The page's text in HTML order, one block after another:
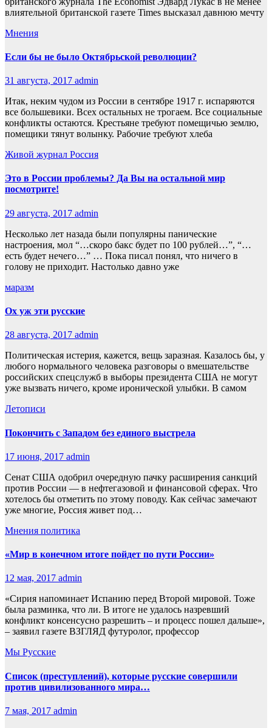
влиятельной британской газете Times высказал давнюю мечту
Мнения
Если бы не было Октябрьской революции?
31 августа, 2017 admin
Итак, неким чудом из России в сентябре 1917 г. испаряются
все большевики. Всех остальных не трогаем. Все социальные
конфликты остаются. Крестьяне требуют помещичью землю,
помещики тянут волынку. Рабочие требуют хлеба
Живой журнал Россия
Это в России проблемы? Да Вы на остальной мир
посмотрите!
29 августа, 2017 admin
Несколько лет назада были популярны панические
настроения, мол “…скоро бакс будет по 100 рублей…”, “…
есть будет нечего…” … Пока писал понял, что ничего в
голову не приходит. Настолько давно уже
маразм
Ох уж эти русские
28 августа, 2017 admin
Политическая истерия, кажется, вещь заразная. Казалось бы, у
любого нормального человека разговоры о вмешательстве
российских спецслужб в выборы президента США не могут
уже вызвать ничего, кроме иронической улыбки. В самом
Летописи
Покончить с Западом без единого выстрела
17 июня, 2017 admin
Сенат США одобрил очередную пачку расширения санкций
против России — в нефтегазовой и финансовой сферах. Что
хотелось бы отметить по этому поводу. Как сейчас замечают
уже многие, Россия живет под…
Мнения политика
«Мир в конечном итоге пойдет по пути России»
12 мая, 2017 admin
«Сирия напоминает Испанию перед Второй мировой. Тоже
была разминка, что ли. В итоге не удалось назревший
конфликт консенсусно разрешить – и процесс пошел дальше»,
– заявил газете ВЗГЛЯД футуролог, профессор
Мы Русские
Список (преступлений), которые русские совершили
против цивилизованного мира…
7 мая, 2017 admin